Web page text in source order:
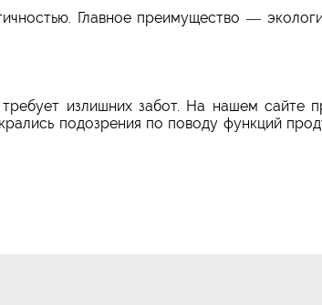
Главное преимущество —
излишних забот. На нашем сайте
подозрения по поводу функций